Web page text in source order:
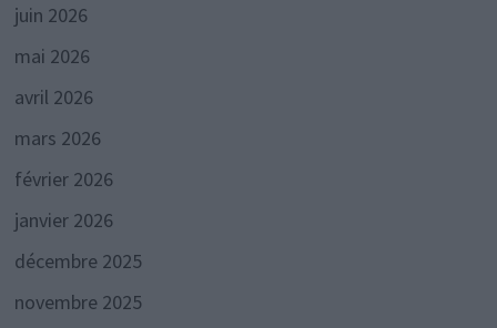
juin 2026
mai 2026
avril 2026
mars 2026
février 2026
janvier 2026
décembre 2025
novembre 2025